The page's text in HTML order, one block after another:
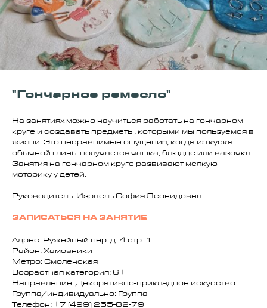
"Гончарное ремесло"
На занятиях можно научиться работать на гончарном
круге и создавать предметы, которыми мы пользуемся в
жизни. Это несравнимые ощущения, когда из куска
обычной глины получается чашка, блюдце или вазочка.
Занятия на гончарном круге развивают мелкую
моторику у детей.
Руководитель: Израель София Леонидовна
ЗАПИСАТЬСЯ НА ЗАНЯТИЕ
Адрес: Ружейный пер. д. 4 стр. 1
Район: Хамовники
Метро: Смоленская
Возрастная категория: 6+
Направление: Декоративно-прикладное искусство
Группа/индивидуально: Группа
Телефон: +7 (499) 255-82-79